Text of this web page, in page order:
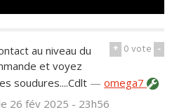
+ 0vote -
au niveau du
et voyez
soudures....Cdlt —omega7
26 fév 2025 - 23h56